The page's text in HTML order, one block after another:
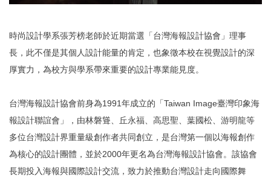
時尚設計學系張芳榜老師於近期當選「台灣海報設計協會」理事
長， 此不僅是其個人設計能量的肯定， 也象徵本校在視覺設計的深
厚實力， 為校方與學系帶來重要的設計專業能見度。
台灣海報設計協會前身為1991年成立的「Taiwan Image臺灣印象海
報設計聯誼會」，由林磐聳、丘永福、 高思聖、葉國松、游明龍等
多位台灣設計界重量級創作者共同創立， 是台灣第一個以海報創作
為核心的設計團體， 並於2000年更名為台灣海報設計協會。 該協會
長期投入海報與國際設計交流， 致力於推動台灣設計走向國際舞